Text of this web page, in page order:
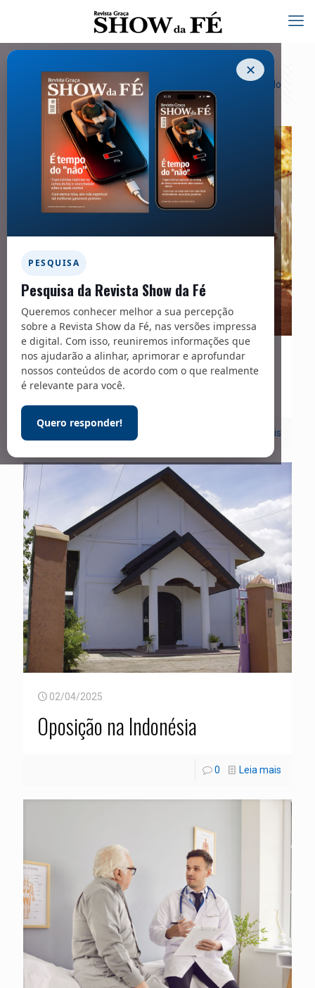
✕
PESQUISA
Pesquisa da Revista Show da Fé
Queremos conhecer melhor a sua percepção
sobre a Revista Show da Fé, nas versões impressa
e digital. Com isso, reuniremos informações que
nos ajudarão a alinhar, aprimorar e aprofundar
nossos conteúdos de acordo com o que realmente
é relevante para você.
Quero responder!
Categorias Tags Exibir tudo
08/04/2025
Campanha nacional
Leia mais
02/04/2025
Oposição na Indonésia
0 Leia mais